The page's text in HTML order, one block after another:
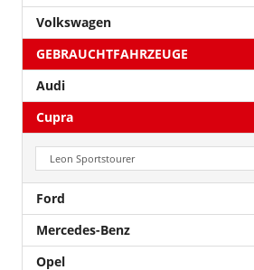
Volkswagen
GEBRAUCHTFAHRZEUGE
Audi
Cupra
Leon Sportstourer
Ford
Mercedes-Benz
Opel